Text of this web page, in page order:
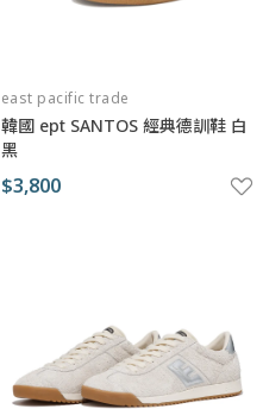
east pacific trade
韓國 ept SANTOS 經典德訓鞋 白
黑
$3,800